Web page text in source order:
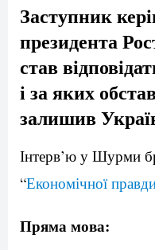
Заступник
президента
став
і за яких
залишив
Інтерв’ю у Шурми
“Економічної
Пряма мова: